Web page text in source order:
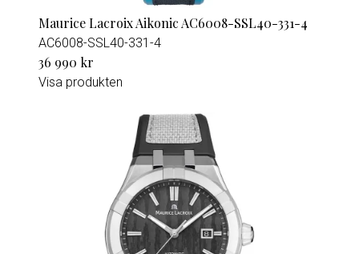
Maurice Lacroix Aikonic AC6008-SSL40-331-4
AC6008-SSL40-331-4
36 990 kr
Visa produkten